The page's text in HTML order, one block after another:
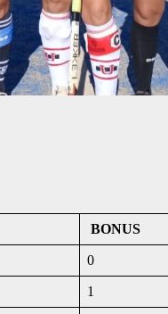
BONUS
0
1